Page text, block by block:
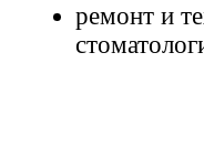
ремонт и